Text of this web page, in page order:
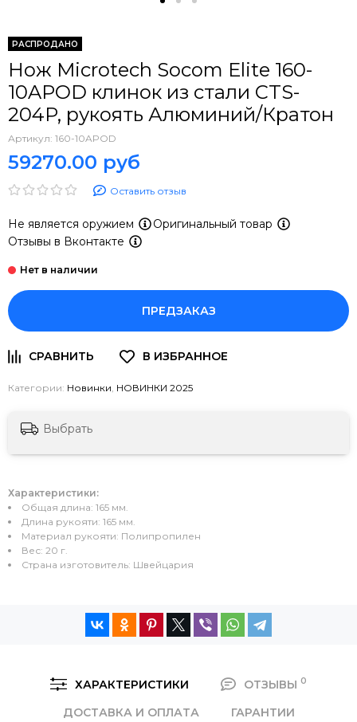
РАСПРОДАНО
Нож Microtech Socom Elite 160-
10APOD клинок из стали CTS-
204P, рукоять Алюминий/Кратон
Артикул: 160-10APOD
59270.00 руб
Оставить отзыв
Не является оружием
Оригинальный товар
Отзывы в Вконтакте
ПРЕДЗАКАЗ
Категории: Новинки, НОВИНКИ 2025
Выбрать
Характеристики:
Общая длина: 165 мм.
Длина рукояти: 165 мм.
Материал рукояти: Полипропилен
Вес: 20 г.
Страна изготовитель: Швейцария
ХАРАКТЕРИСТИКИ ОТЗЫВЫ 0
ДОСТАВКА И ОПЛАТА ГАРАНТИИ